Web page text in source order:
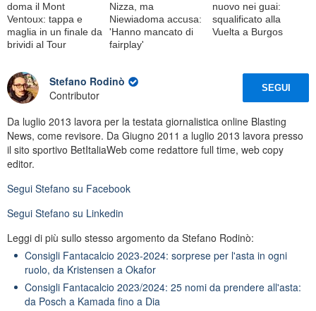
doma il Mont
Ventoux: tappa e
maglia in un finale da
brividi al Tour
Nizza, ma
Niewiadoma accusa:
'Hanno mancato di
fairplay'
nuovo nei guai:
squalificato alla
Vuelta a Burgos
Stefano Rodinò
Contributor
SEGUI
Da luglio 2013 lavora per la testata giornalistica online Blasting
News, come revisore. Da Giugno 2011 a luglio 2013 lavora presso
il sito sportivo BetItaliaWeb come redattore full time, web copy
editor.
Segui Stefano su Facebook
Segui Stefano su Linkedin
Leggi di più sullo stesso argomento da Stefano Rodinò:
Consigli Fantacalcio 2023-2024: sorprese per l'asta in ogni
ruolo, da Kristensen a Okafor
Consigli Fantacalcio 2023/2024: 25 nomi da prendere all'asta:
da Posch a Kamada fino a Dia